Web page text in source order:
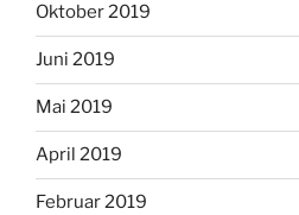
Oktober 2019
Juni 2019
Mai 2019
April 2019
Februar 2019